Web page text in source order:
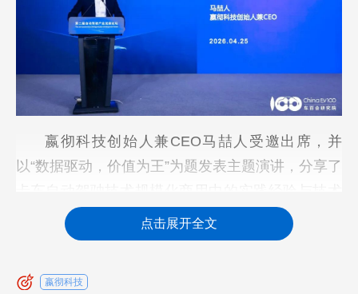
嬴彻科技创始人兼CEO马喆人受邀出席，并
以“数据驱动，价值为王”为题发表主题演讲，分享了
统的商用运营里程已超过7亿公里，位居全球领先地
点击展开全文
嬴彻科技